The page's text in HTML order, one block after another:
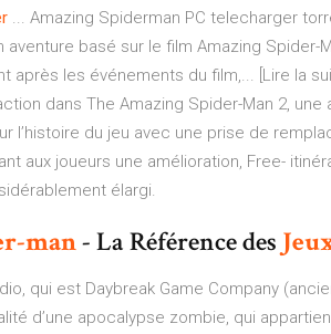
... Amazing Spiderman PC telecharger
basé sur le film Amazing Spider-
les événements du film,... [Lire la
dans The Amazing Spider-Man 2, une
l’histoire du jeu avec une prise de
aux joueurs une amélioration, Free-
élargi.
man- La Référence des
qui est Daybreak Game Company
d’une apocalypse zombie, qui